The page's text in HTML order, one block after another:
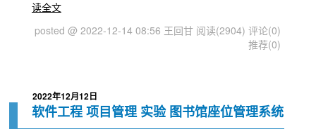
读全文
posted @ 2022-12-14 08:56 王回甘 阅读(2904) 评论(0)
推荐(0)
2022年12月12日
软件工程 项目管理 实验 图书馆座位管理系统